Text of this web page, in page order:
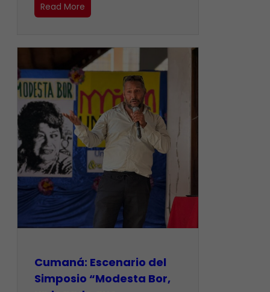
Read More
Cumaná: Escenario del
Simposio “Modesta Bor,